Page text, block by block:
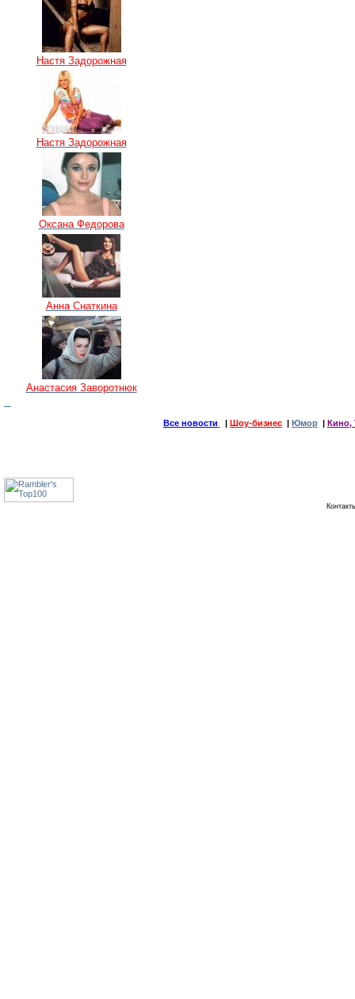
Настя Задорожная
Настя Задорожная
Оксана Федорова
Анна Снаткина
Анастасия Заворотнюк
Все новости Шоу-бизнес Юмор Кино,